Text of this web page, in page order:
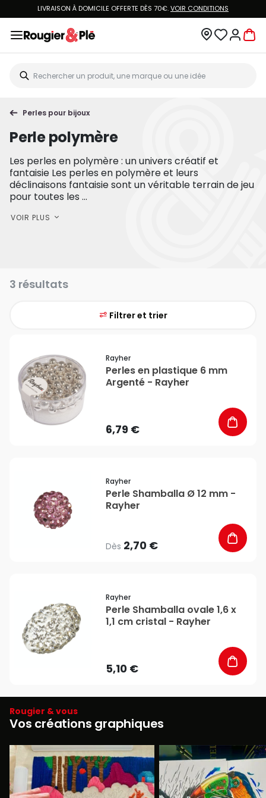
LIVRAISON À DOMICILE OFFERTE DÈS 70€.VOIR CONDITIONS
Perles pour bijoux
Perle polymère
Les perles en polymère : un univers créatif et
fantaisie Les perles en polymère et leurs
déclinaisons fantaisie sont un véritable terrain de jeu
pour toutes les ...
VOIR PLUS
3 résultats
Filtrer et trier
Rayher
Perles en plastique 6 mm
Argenté - Rayher
6,79 €
Rayher
Perle Shamballa Ø 12 mm -
Rayher
Dès 2,70 €
Rayher
Perle Shamballa ovale 1,6 x
1,1 cm cristal - Rayher
5,10 €
Rougier & vous
Vos créations graphiques